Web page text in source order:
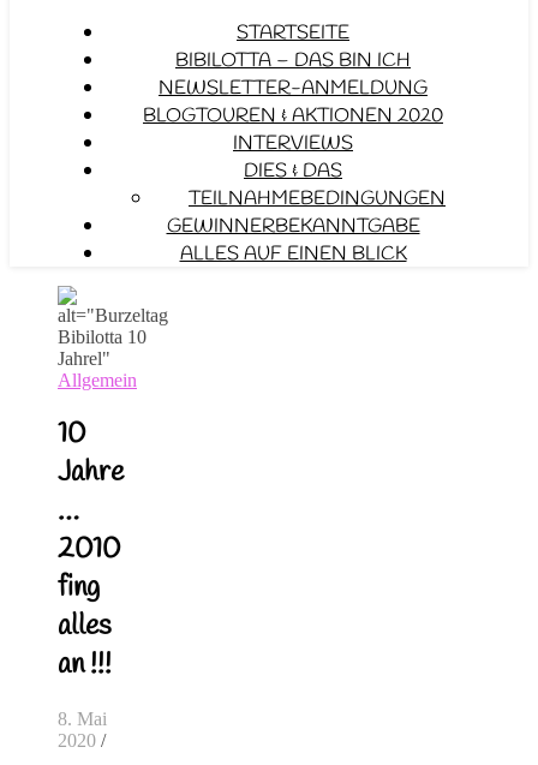
STARTSEITE
BIBILOTTA – DAS BIN ICH
NEWSLETTER-ANMELDUNG
BLOGTOUREN & AKTIONEN 2020
INTERVIEWS
DIES & DAS
TEILNAHMEBEDINGUNGEN
GEWINNERBEKANNTGABE
ALLES AUF EINEN BLICK
Allgemein
10
Jahre
…
2010
fing
alles
an !!!
8. Mai
2020 /